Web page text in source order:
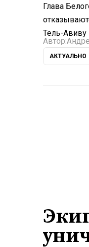
Глава
Тель-Авиву
Автор:
АКТУАЛЬНО